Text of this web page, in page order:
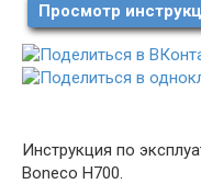
Просмотр
Инструкция по
Boneco H700.